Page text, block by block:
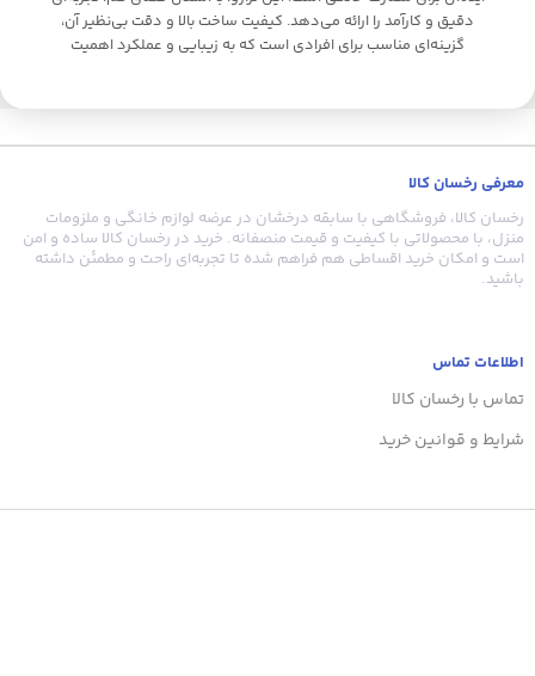
دقیق و کارآمد را ارائه می‌دهد. کیفیت ساخت بالا و دقت بی‌نظیر آن،
گزینه‌ای مناسب برای افرادی است که به زیبایی و عملکرد اهمیت
معرفی رخسان کالا
رخسان کالا، فروشگاهی با سابقه درخشان در عرضه لوازم خانگی و ملزومات
منزل، با محصولاتی با کیفیت و قیمت منصفانه. خرید در رخسان کالا ساده و امن
است و امکان خرید اقساطی هم فراهم شده تا تجربه‌ای راحت و مطمئن داشته
باشید.
اطلاعات تماس
تماس با رخسان کالا
شرایط و قوانین خرید